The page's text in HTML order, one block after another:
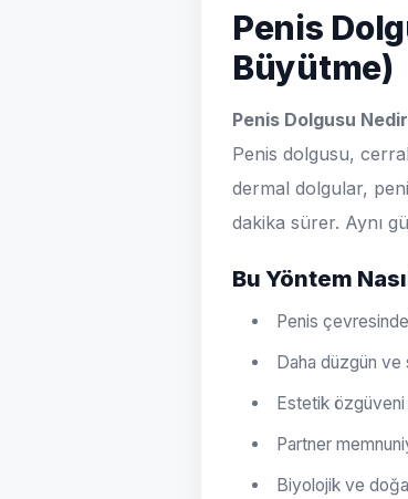
Penis
Büyütme)
Penis Dolgusu
Penis dolgusu,
dermal dolgular,
dakika sürer. Aynı
Bu Yöntem
Penis
Daha düzgün ve
Estetik özgüveni
Partner
Biyolojik ve